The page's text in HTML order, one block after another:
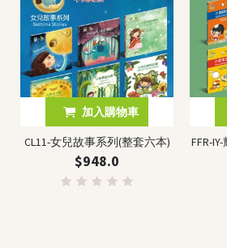
加入購物車
CL11-女兒故事系列(整套六本)
$948.0
FFR-